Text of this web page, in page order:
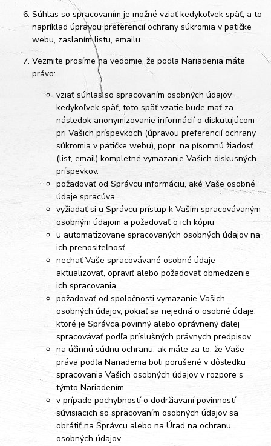
Súhlas so spracovaním je možné vziať kedykoľvek späť, a to
napríklad úpravou preferencií ochrany súkromia v pätičke
webu, zaslaním listu, emailu.
Vezmite prosíme na vedomie, že podľa Nariadenia máte
právo:
vziať súhlas so spracovaním osobných údajov
kedykoľvek späť, toto späť vzatie bude mať za
následok anonymizovanie informácií o diskutujúcom
pri Vašich príspevkoch (úpravou preferencií ochrany
súkromia v pätičke webu), popr. na písomnú žiadosť
(list, email) kompletné vymazanie Vašich diskusných
príspevkov.
požadovať od Správcu informáciu, aké Vaše osobné
údaje spracúva
vyžiadať si u Správcu prístup k Vašim spracovávaným
osobným údajom a požadovať o ich kópiu
u automatizovane spracovaných osobných údajov na
ich prenositeľnosť
nechať Vaše spracovávané osobné údaje
aktualizovať, opraviť alebo požadovať obmedzenie
ich spracovania
požadovať od spoločnosti vymazanie Vašich
osobných údajov, pokiaľ sa nejedná o osobné údaje,
ktoré je Správca povinný alebo oprávnený ďalej
spracovávať podľa príslušných právnych predpisov
na účinnú súdnu ochranu, ak máte za to, že Vaše
práva podľa Nariadenia boli porušené v dôsledku
spracovania Vašich osobných údajov v rozpore s
týmto Nariadením
v prípade pochybností o dodržiavaní povinností
súvisiacich so spracovaním osobných údajov sa
obrátiť na Správcu alebo na Úrad na ochranu
osobných údajov.